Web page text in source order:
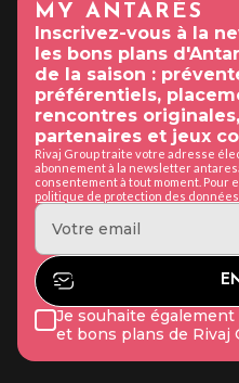
MY ANTARÈS
Inscrivez-vous à la
les bons plans
de la saison :
préférentiels,
rencontres
partenaires et jeux
Rivaj Group traite votre adresse
abonnement à la newsletter
consentement à tout moment. Pour
politique de protection des données.
Je souhaite
et bons plans de Rivaj